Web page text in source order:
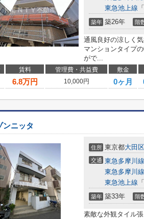
東急池上線 「
築年 築26年 階
通風良好の涼しく
マンションタイプ
がで...
賃料 管理費・共益費 敷金
6.8万円 10,000円 0ヶ月
ンニッタ
住所 東京都大田区
交通 東急多摩川線
東急多摩川線
東急池上線 「
築年 築33年 階
素敵な外観タイル